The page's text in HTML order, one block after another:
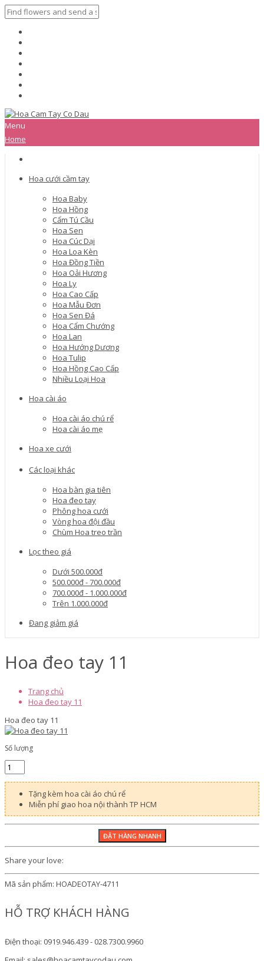
Menu
Home
Hoa cưới cầm tay
Hoa Baby
Hoa Hồng
Cẩm Tú Cầu
Hoa Sen
Hoa Cúc Dại
Hoa Loa Kèn
Hoa Đồng Tiền
Hoa Oải Hương
Hoa Ly
Hoa Cao Cấp
Hoa Mẫu Đơn
Hoa Sen Đá
Hoa Cẩm Chướng
Hoa Lan
Hoa Hướng Dương
Hoa Tulip
Hoa Hồng Cao Cấp
Nhiều Loại Hoa
Hoa cài áo
Hoa cài áo chú rể
Hoa cài áo mẹ
Hoa xe cưới
Các loại khác
Hoa bàn gia tiên
Hoa đeo tay
Phông hoa cưới
Vòng hoa đội đầu
Chùm Hoa treo trần
Lọc theo giá
Dưới 500.000đ
500.000đ - 700.000đ
700.000đ - 1.000.000đ
Trên 1.000.000đ
Đang giảm giá
Hoa đeo tay 11
Trang chủ
Hoa đeo tay 11
Hoa đeo tay 11
Số lượng
Tặng kèm hoa cài áo chú rể
Miễn phí giao hoa nội thành TP HCM
Share your love:
Mã sản phẩm: HOADEOTAY-4711
HỖ TRỢ KHÁCH HÀNG
Điện thoại: 0919.946.439 - 028.7300.9960